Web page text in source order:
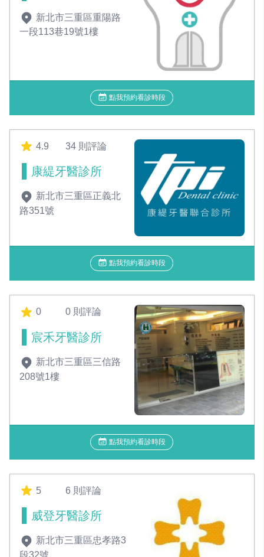
新北市三重區重陽路
一段113巷19號1樓
點我預約看診時段
4.9 34 則評論
康緹牙醫診所
新北市三重區正義北
路351號
點我預約看診時段
0 0 則評論
宸禾牙醫診所
新北市三重區三信路
208號1樓
點我預約看診時段
5 6 則評論
威登牙醫診所
新北市三重區忠孝路3